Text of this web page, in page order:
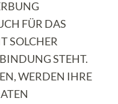
FÜR DAS
SOLCHER
STEHT.
WERDEN IHRE